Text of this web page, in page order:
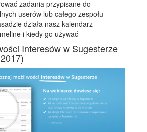
zadania przypisane do
userów lub całego zespołu
działa nasz kalendarz
i kiedy go używać
Interesów w Sugesterze